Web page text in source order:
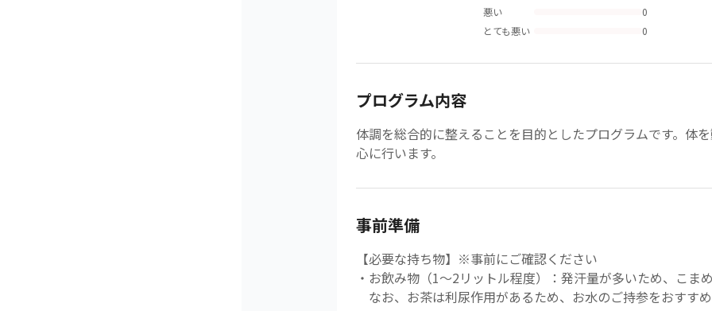
悪い
0
とても悪い
0
プログラム内容
体調を総合的に整えることを目的としたプログラムです。体
心に行います。
事前準備
【必要な持ち物】※事前にご確認ください
・お飲み物（1〜2リットル程度）：発汗量が多いため、こま
なお、お茶は利尿作用があるため、お水のご持参をおすすめ